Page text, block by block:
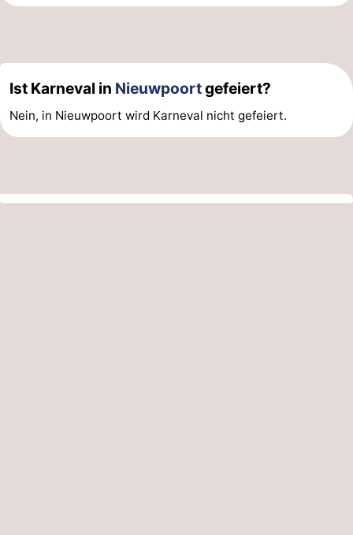
Ist Karneval in Nieuwpoortgefeiert?
Nein, in Nieuwpoort wird Karneval nicht gefeiert.